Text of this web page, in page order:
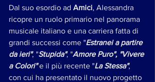
Dal suo esordio ad Amici, Alessandra
ricopre un ruolo primario nel panorama
musicale italiano e una carriera fatta di
grandi successi come "Estranei a partire
da ieri", "Stupida", "Amore Puro", "Vivere
a Colori" e il più recente "La Stessa",
con cui ha presentato il nuovo progetto